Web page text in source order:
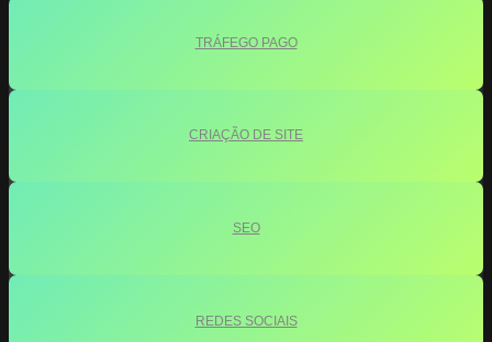
TRÁFEGO PAGO
CRIAÇÃO DE SITE
SEO
REDES SOCIAIS